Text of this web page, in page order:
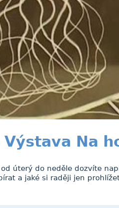
Na
úterý do neděle dozvíte
a jaké si raději jen